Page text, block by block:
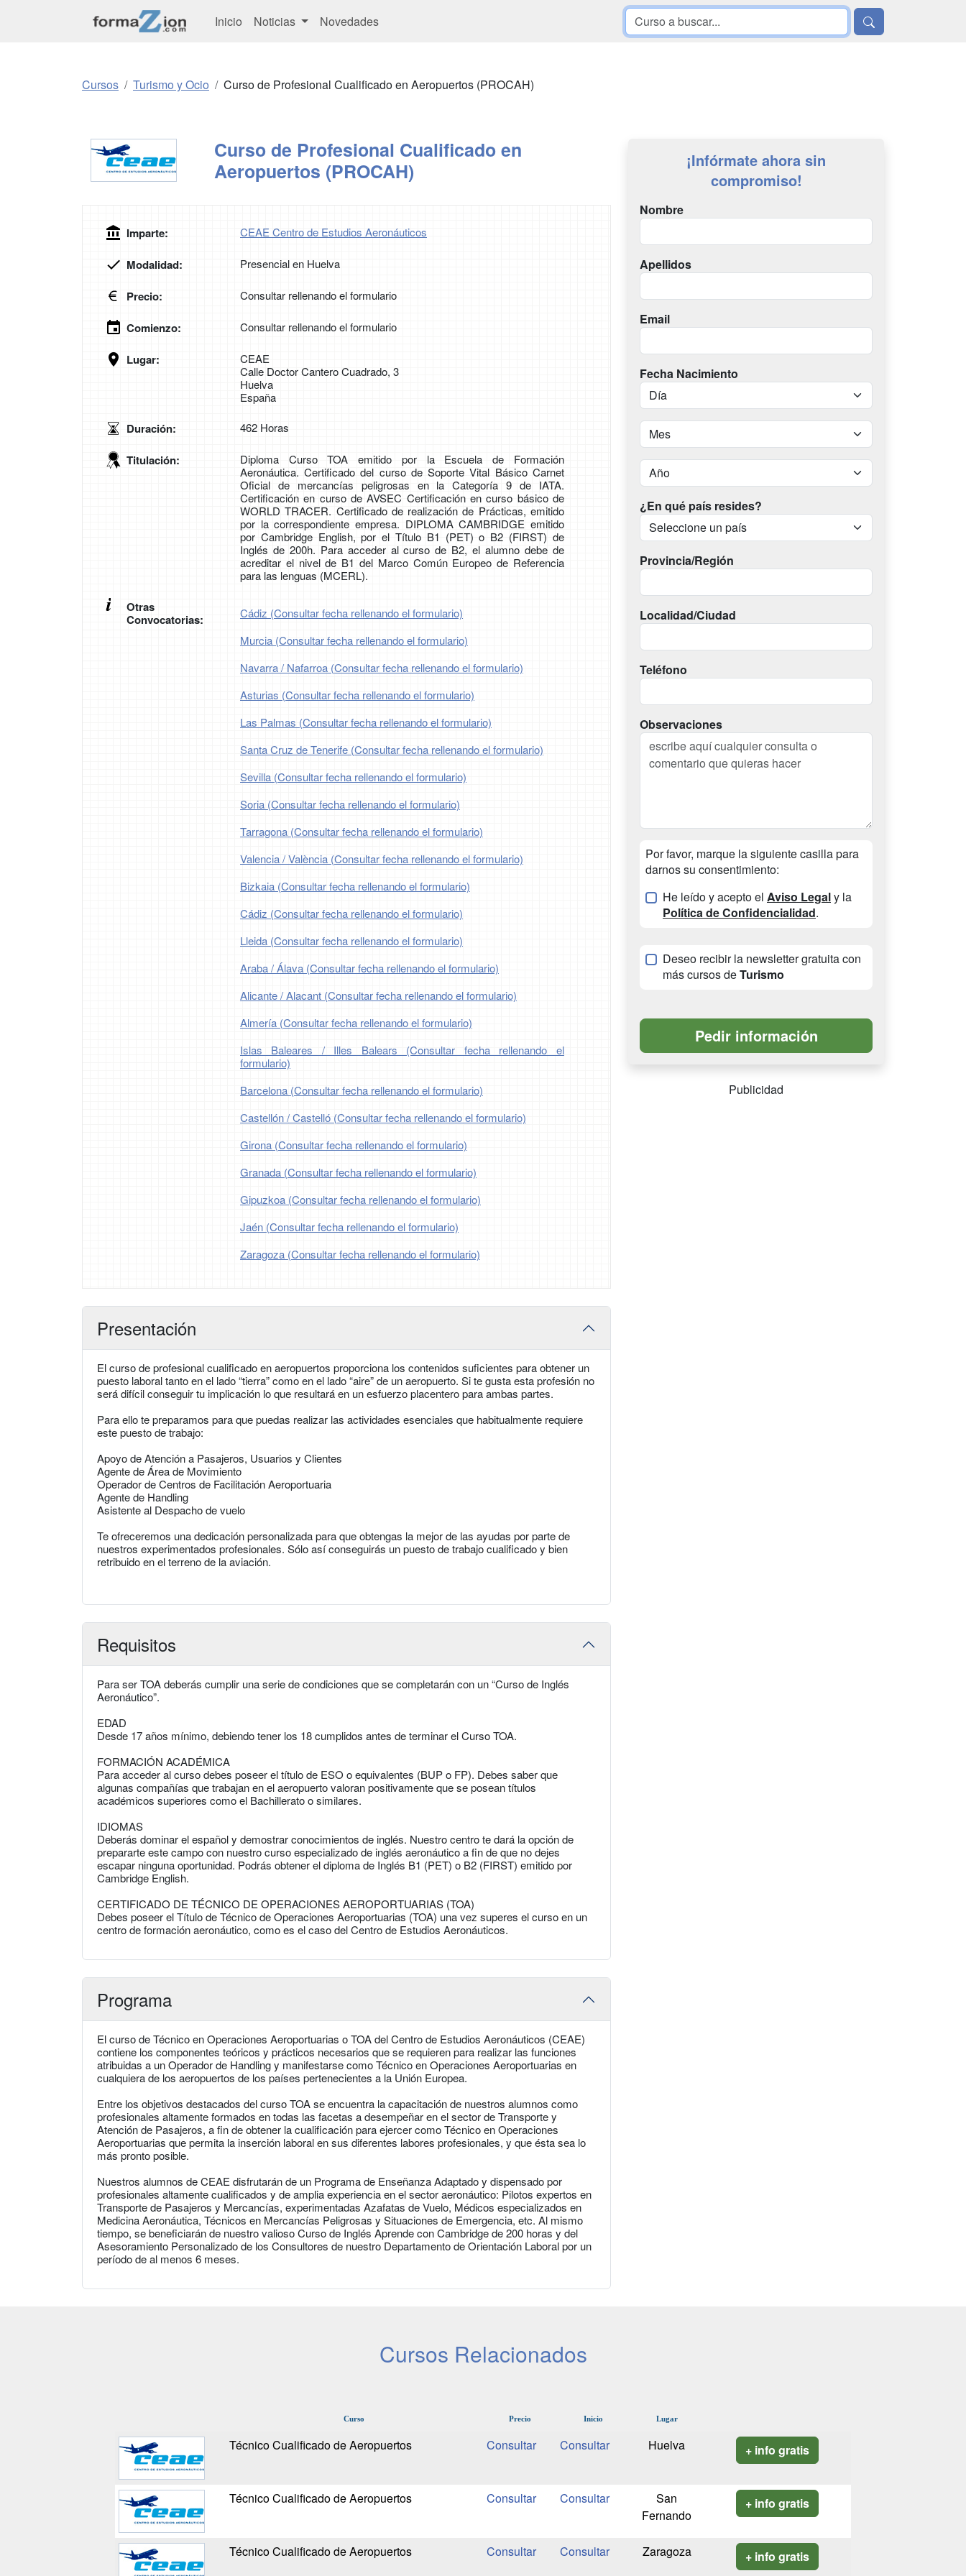
Inicio Noticias Novedades
Cursos Turismo y Ocio Curso de Profesional Cualificado en Aeropuertos (PROCAH)
Curso de Profesional Cualificado en
Aeropuertos (PROCAH)
Imparte: CEAE Centro de Estudios Aeronáuticos
Modalidad: Presencial en Huelva
Precio: Consultar rellenando el formulario
Comienzo: Consultar rellenando el formulario
Lugar:
CEAE
Calle Doctor Cantero Cuadrado, 3
Huelva
España
Duración: 462 Horas
Titulación:
Diploma Curso TOA emitido por la Escuela de Formación
Aeronáutica. Certificado del curso de Soporte Vital Básico Carnet
Oficial de mercancías peligrosas en la Categoría 9 de IATA.
Certificación en curso de AVSEC Certificación en curso básico de
WORLD TRACER. Certificado de realización de Prácticas, emitido
por la correspondiente empresa. DIPLOMA CAMBRIDGE emitido
por Cambridge English, por el Título B1 (PET) o B2 (FIRST) de
Inglés de 200h. Para acceder al curso de B2, el alumno debe de
acreditar el nivel de B1 del Marco Común Europeo de Referencia
para las lenguas (MCERL).
Otras
Convocatorias:
Cádiz (Consultar fecha rellenando el formulario)
Murcia (Consultar fecha rellenando el formulario)
Navarra / Nafarroa (Consultar fecha rellenando el formulario)
Asturias (Consultar fecha rellenando el formulario)
Las Palmas (Consultar fecha rellenando el formulario)
Santa Cruz de Tenerife (Consultar fecha rellenando el formulario)
Sevilla (Consultar fecha rellenando el formulario)
Soria (Consultar fecha rellenando el formulario)
Tarragona (Consultar fecha rellenando el formulario)
Valencia / València (Consultar fecha rellenando el formulario)
Bizkaia (Consultar fecha rellenando el formulario)
Cádiz (Consultar fecha rellenando el formulario)
Lleida (Consultar fecha rellenando el formulario)
Araba / Álava (Consultar fecha rellenando el formulario)
Alicante / Alacant (Consultar fecha rellenando el formulario)
Almería (Consultar fecha rellenando el formulario)
Islas Baleares / Illes Balears (Consultar fecha rellenando el
formulario)
Barcelona (Consultar fecha rellenando el formulario)
Castellón / Castelló (Consultar fecha rellenando el formulario)
Girona (Consultar fecha rellenando el formulario)
Granada (Consultar fecha rellenando el formulario)
Gipuzkoa (Consultar fecha rellenando el formulario)
Jaén (Consultar fecha rellenando el formulario)
Zaragoza (Consultar fecha rellenando el formulario)
Presentación
El curso de profesional cualificado en aeropuertos proporciona los contenidos suficientes para obtener un
puesto laboral tanto en el lado “tierra” como en el lado “aire” de un aeropuerto. Si te gusta esta profesión no
será difícil conseguir tu implicación lo que resultará en un esfuerzo placentero para ambas partes.
Para ello te preparamos para que puedas realizar las actividades esenciales que habitualmente requiere
este puesto de trabajo:
Apoyo de Atención a Pasajeros, Usuarios y Clientes
Agente de Área de Movimiento
Operador de Centros de Facilitación Aeroportuaria
Agente de Handling
Asistente al Despacho de vuelo
Te ofreceremos una dedicación personalizada para que obtengas la mejor de las ayudas por parte de
nuestros experimentados profesionales. Sólo así conseguirás un puesto de trabajo cualificado y bien
retribuido en el terreno de la aviación.
Requisitos
Para ser TOA deberás cumplir una serie de condiciones que se completarán con un “Curso de Inglés
Aeronáutico”.
EDAD
Desde 17 años mínimo, debiendo tener los 18 cumplidos antes de terminar el Curso TOA.
FORMACIÓN ACADÉMICA
Para acceder al curso debes poseer el título de ESO o equivalentes (BUP o FP). Debes saber que
algunas compañías que trabajan en el aeropuerto valoran positivamente que se posean títulos
académicos superiores como el Bachillerato o similares.
IDIOMAS
Deberás dominar el español y demostrar conocimientos de inglés. Nuestro centro te dará la opción de
prepararte este campo con nuestro curso especializado de inglés aeronáutico a fin de que no dejes
escapar ninguna oportunidad. Podrás obtener el diploma de Inglés B1 (PET) o B2 (FIRST) emitido por
Cambridge English.
CERTIFICADO DE TÉCNICO DE OPERACIONES AEROPORTUARIAS (TOA)
Debes poseer el Título de Técnico de Operaciones Aeroportuarias (TOA) una vez superes el curso en un
centro de formación aeronáutico, como es el caso del Centro de Estudios Aeronáuticos.
Programa
El curso de Técnico en Operaciones Aeroportuarias o TOA del Centro de Estudios Aeronáuticos (CEAE)
contiene los componentes teóricos y prácticos necesarios que se requieren para realizar las funciones
atribuidas a un Operador de Handling y manifestarse como Técnico en Operaciones Aeroportuarias en
cualquiera de los aeropuertos de los países pertenecientes a la Unión Europea.
Entre los objetivos destacados del curso TOA se encuentra la capacitación de nuestros alumnos como
profesionales altamente formados en todas las facetas a desempeñar en el sector de Transporte y
Atención de Pasajeros, a fin de obtener la cualificación para ejercer como Técnico en Operaciones
Aeroportuarias que permita la inserción laboral en sus diferentes labores profesionales, y que ésta sea lo
más pronto posible.
Nuestros alumnos de CEAE disfrutarán de un Programa de Enseñanza Adaptado y dispensado por
profesionales altamente cualificados y de amplia experiencia en el sector aeronáutico: Pilotos expertos en
Transporte de Pasajeros y Mercancías, experimentadas Azafatas de Vuelo, Médicos especializados en
Medicina Aeronáutica, Técnicos en Mercancías Peligrosas y Situaciones de Emergencia, etc. Al mismo
tiempo, se beneficiarán de nuestro valioso Curso de Inglés Aprende con Cambridge de 200 horas y del
Asesoramiento Personalizado de los Consultores de nuestro Departamento de Orientación Laboral por un
período de al menos 6 meses.
¡Infórmate ahora sin
compromiso!
Nombre
Apellidos
Email
Fecha Nacimiento
¿En qué país resides?
Provincia/Región
Localidad/Ciudad
Teléfono
Observaciones
Por favor, marque la siguiente casilla para
darnos su consentimiento:
He leído y acepto el Aviso Legaly la
Política de Confidencialidad.
Deseo recibir la newsletter gratuita con
más cursos deTurismo
Publicidad
Cursos Relacionados
Curso Precio Inicio Lugar
Técnico Cualificado de Aeropuertos Huelva + info gratis
Técnico Cualificado de Aeropuertos
San
Fernando
+ info gratis
Técnico Cualificado de Aeropuertos Zaragoza + info gratis